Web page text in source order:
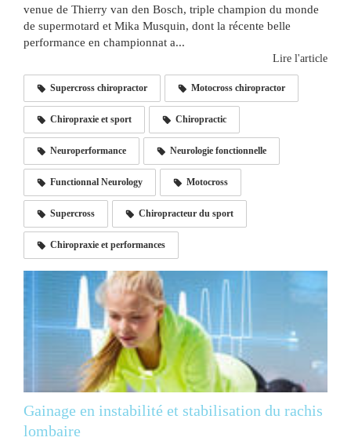
venue de Thierry van den Bosch, triple champion du monde
de supermotard et Mika Musquin, dont la récente belle
performance en championnat a...
Lire l'article
Supercross chiropractor Motocross chiropractor
Chiropraxie et sport Chiropractic
Neuroperformance Neurologie fonctionnelle
Functionnal Neurology Motocross
Supercross Chiropracteur du sport
Chiropraxie et performances
Gainage en instabilité et stabilisation du rachis
lombaire